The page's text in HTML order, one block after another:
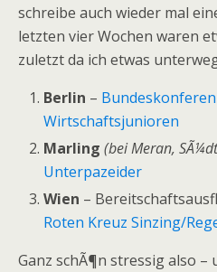
schreibe auch wieder mal
letzten vier Wochen waren
zuletzt da ich etwas
Berlin –
Wirtschaftsjunioren
Marling (bei Meran,
Unterpazeider
Wien –
Roten Kreuz Sinzing/
Ganz schÃ¶n stressig also –